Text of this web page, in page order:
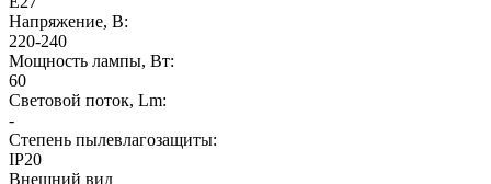
Напряжение, В:
220-240
Мощность лампы, Вт:
60
Световой поток, Lm:
-
Степень пылевлагозащиты:
IP20
Внешний вид